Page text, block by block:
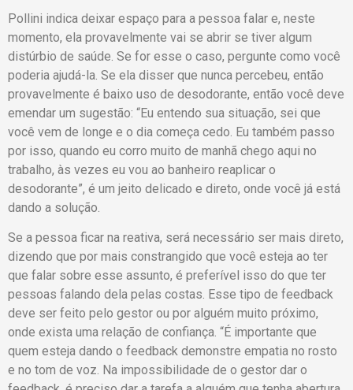
Pollini indica deixar espaço para a pessoa falar e, neste
momento, ela provavelmente vai se abrir se tiver algum
distúrbio de saúde. Se for esse o caso, pergunte como você
poderia ajudá-la. Se ela disser que nunca percebeu, então
provavelmente é baixo uso de desodorante, então você deve
emendar um sugestão: “Eu entendo sua situação, sei que
você vem de longe e o dia começa cedo. Eu também passo
por isso, quando eu corro muito de manhã chego aqui no
trabalho, às vezes eu vou ao banheiro reaplicar o
desodorante”, é um jeito delicado e direto, onde você já está
dando a solução.
Se a pessoa ficar na reativa, será necessário ser mais direto,
dizendo que por mais constrangido que você esteja ao ter
que falar sobre esse assunto, é preferível isso do que ter
pessoas falando dela pelas costas. Esse tipo de feedback
deve ser feito pelo gestor ou por alguém muito próximo,
onde exista uma relação de confiança. “É importante que
quem esteja dando o feedback demonstre empatia no rosto
e no tom de voz. Na impossibilidade de o gestor dar o